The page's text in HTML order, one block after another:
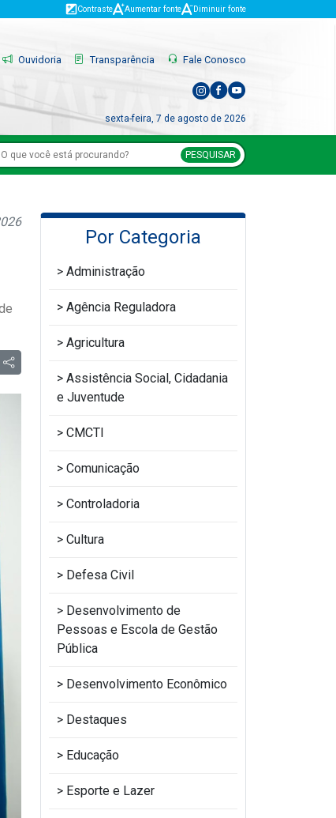
Contraste Aumentar fonte Diminuir fonte
Ouvidoria Transparência Fale Conosco
sexta-feira, 7 de agosto de 2026
PESQUISAR
Por Categoria
Administração
Agência Reguladora
Agricultura
Assistência Social, Cidadania
e Juventude
CMCTI
Comunicação
Controladoria
Cultura
Defesa Civil
Desenvolvimento de
Pessoas e Escola de Gestão
Pública
Desenvolvimento Econômico
Destaques
Educação
Esporte e Lazer